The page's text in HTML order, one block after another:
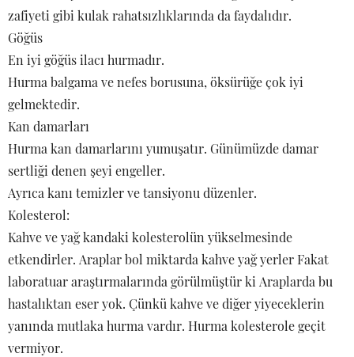
zafiyeti gibi kulak rahatsızlıklarında da faydalıdır.
Göğüs
En iyi göğüs ilacı hurmadır.
Hurma balgama ve nefes borusuna, öksürüğe çok iyi
gelmektedir.
Kan damarları
Hurma kan damarlarını yumuşatır. Günümüzde damar
sertliği denen şeyi engeller.
Ayrıca kanı temizler ve tansiyonu düzenler.
Kolesterol:
Kahve ve yağ kandaki kolesterolün yükselmesinde
etkendirler. Araplar bol miktarda kahve yağ yerler Fakat
laboratuar araştırmalarında görülmüştür ki Araplarda bu
hastalıktan eser yok. Çünkü kahve ve diğer yiyeceklerin
yanında mutlaka hurma vardır. Hurma kolesterole geçit
vermiyor.